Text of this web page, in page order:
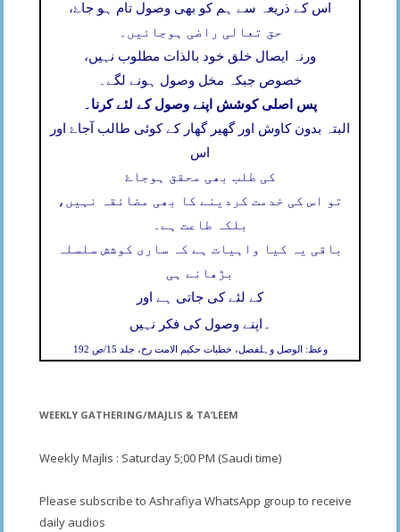
اس کے ذریعہ سے ہم کو بھی وصول تام ہو جاۓ،
حق تعالی راضی ہوجائیں۔
ورنہ ایصال خلق خود بالذات مطلوب نہیں،
خصوص جبکہ مخل وصول ہونے لگے۔
پس اصلی کوشش اپنے وصول کے لئے کرنا۔
البتہ بدون کاوش اور گھیر گھار کے کوئی طالب آجاۓ اور
اس
کی طلب بھی محقق ہوجاۓ
تو اس کی خدمت کردینے کا بھی مضائقہ نہیں،
بلکہ طاعت ہے۔
باقی یہ کیا واہیات ہے کہ ساری کوشش سلسلہ
بڑھانے ہی
کے لئے کی جاتی ہے اور
اپنے وصول کی فکر نہیں ۔
وعظ: الوصل وہلفصل، خطبات حکیم الامت رح، جلد 15/ص 192
WEEKLY GATHERING/MAJLIS & TA’LEEM
Weekly Majlis : Saturday 5;00 PM (Saudi time)
Please subscribe to Ashrafiya WhatsApp group to receive
daily audios